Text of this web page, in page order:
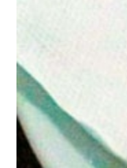
Kanelkuler
Lag gjerne dobbel
Kulene er raske å tine